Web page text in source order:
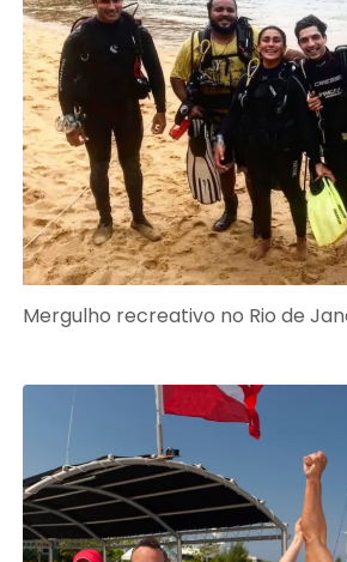
Mergulho recreativo no Rio de